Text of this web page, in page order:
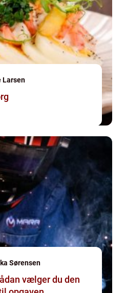
Larsen
Sørensen